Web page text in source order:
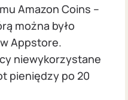
Amazon Coins –
można było
Appstore.
niewykorzystane
pieniędzy po 20